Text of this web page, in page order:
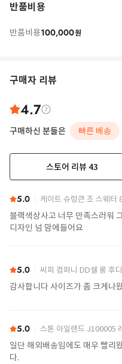
반품비용
반품비용100,000원
구매자 리뷰
4.7
구매하신 분들은 빠른 배송
스토어 리뷰 43
5.0 케이트 슈렁큰 조 스웨
블랙색상사고 너무 만족스러워 그레이도 샀네요 고급소재와
디자인 넘 맘에들어요
5.0 씨피 컴퍼니 DD쉘 롱 후디드 다운
감사합니다 사이즈가 좀 크게나
5.0 스톤 아일랜드 J100005 레귤러 스트레이트
일단 해외배송임에도 매우 빨리
다.